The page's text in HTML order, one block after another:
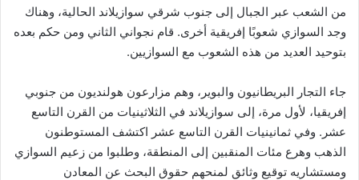
من الشعب عبر الجبال إلى جنوب شرقي سوازيلاند الحالية، وهناك
وجد السوازي شعوبًا إفريقية أخرى. قام نجواني الثاني ومن حكم بعده
بتوحيد العديد من هذه الشعوب مع السوازيين.
جاء التجار البريطانيون والبوير، وهم مزارعون هولنديون من جنوبي
إفريقيا، لأول مرة، إلى سوازيلاند في الثلاثينيات من القرن التاسع
عشر. وفي ثمانينيات القرن التاسع عشر اكتشف المستوطنون
الذهب وهرع مئات المنقبين إلى المنطقة، وطلبوا من زعيم السوازي
ومستشاريه توقيع وثائق لمنحهم حقوق البحث عن المعادن